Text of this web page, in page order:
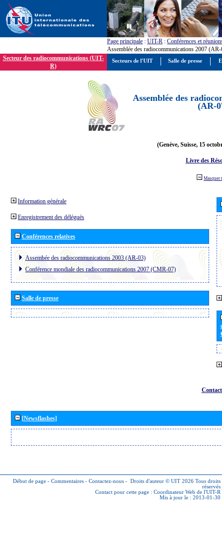
Page principale : UIT-R : Conférences et
Assemblée des radiocommunications 2007
Secteur des radiocommunications (UIT-
R)
Assemblée des
(AR-
(Genève, Suisse, 15
Livre des
Masquer
Information générale
Enregistrement des délégués
Conférences relatives
Assembée des radiocommunications 2003 (AR-03)
Conférence mondiale des radiocommunications 2007 (CMR-07)
Salle de presse
[Newsflashes]
Début de page - Commentaires - Contactez-nous - Droits d'auteur © UIT 2026 Tous droits
réservés
Contact pour cette page : Coordinateur Web de l'UIT-R
Mis à jour le : 2013-01-30
Secteurs de l'UIT Salle de presse